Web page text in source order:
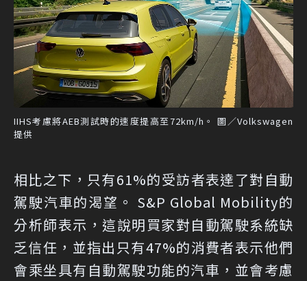
IIHS考慮將AEB測試時的速度提高至72km/h。 圖／Volkswagen
提供
相比之下，只有61%的受訪者表達了對自動
駕駛汽車的渴望。 S&P Global Mobility的
分析師表示，這說明買家對自動駕駛系統缺
乏信任，並指出只有47%的消費者表示他們
會乘坐具有自動駕駛功能的汽車，並會考慮